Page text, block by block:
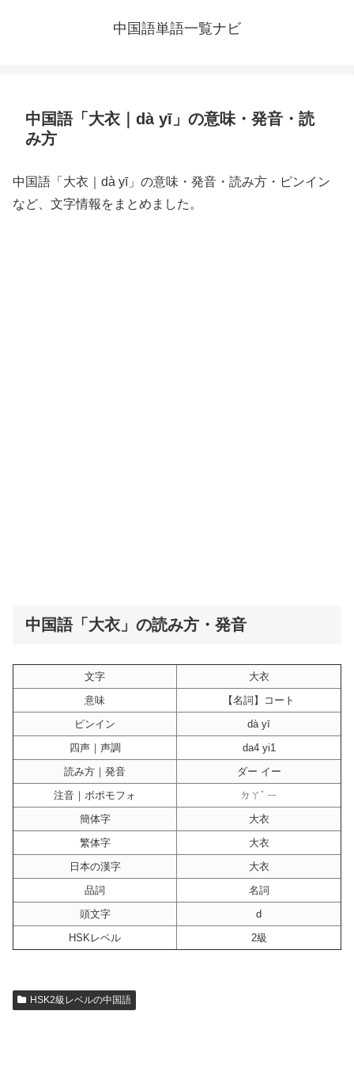
中国語単語一覧ナビ
中国語「大衣｜dà yī」の意味・発音・読
み方
中国語「大衣｜dà yī」の意味・発音・読み方・ピンイン
など、文字情報をまとめました。
中国語「大衣」の読み方・発音
文字
大衣
意味
【名詞】コート
ピンイン
dà yī
四声｜声調
da4 yi1
読み方｜発音
ダー イー
注音｜ボポモフォ
ㄉㄚˋ ㄧ
簡体字
大衣
繁体字
大衣
日本の漢字
大衣
品詞
名詞
頭文字
d
HSKレベル
2級
HSK2級レベルの中国語